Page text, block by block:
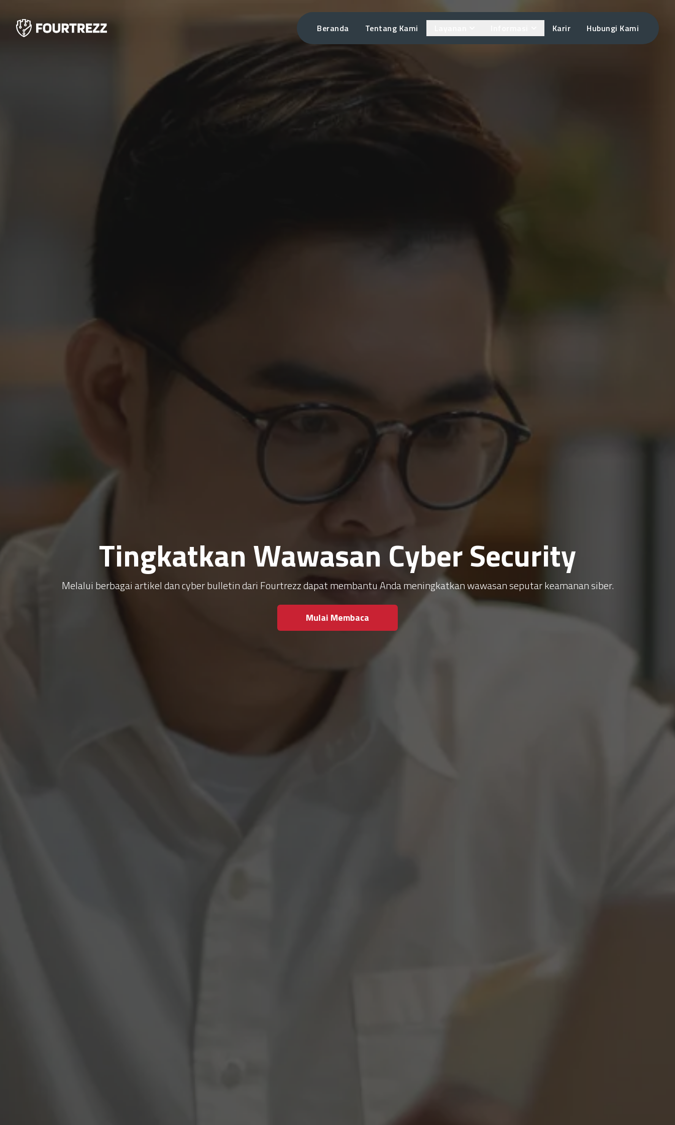
Beranda Tentang Kami Karir Hubungi Kami
Tingkatkan Wawasan Cyber Security
Melalui berbagai artikel dan cyber bulletin dari Fourtrezz dapat membantu Anda meningkatkan wawasan seputar keamanan siber.
Mulai Membaca